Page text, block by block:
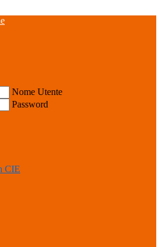
Nome Utente
Password
CIE